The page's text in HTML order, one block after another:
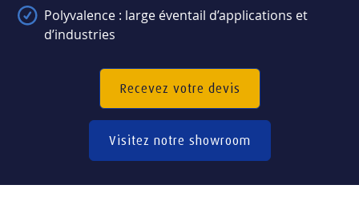
Polyvalence : large éventail d’applications et
d’industries
Recevez votre devis
Visitez notre showroom